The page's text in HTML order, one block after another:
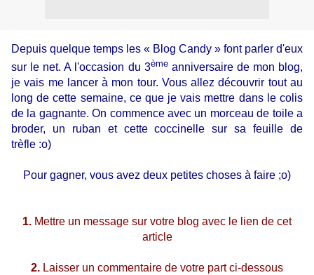
Depuis quelque temps les « Blog Candy » font parler d'eux
sur le net. A l'occasion du 3èmeanniversaire de mon blog,
je vais me lancer à mon tour. Vous allez découvrir tout au
long de cette semaine, ce que je vais mettre dans le colis
de la gagnante. On commence avec un morceau de toile a
broder, un ruban et cette coccinelle sur sa feuille de
trèfle :o)
Pour gagner, vous avez deux petites choses à faire ;o)
1. Mettre un message sur votre blog avec le lien de cet
article
2. Laisser un commentaire de votre part ci-dessous